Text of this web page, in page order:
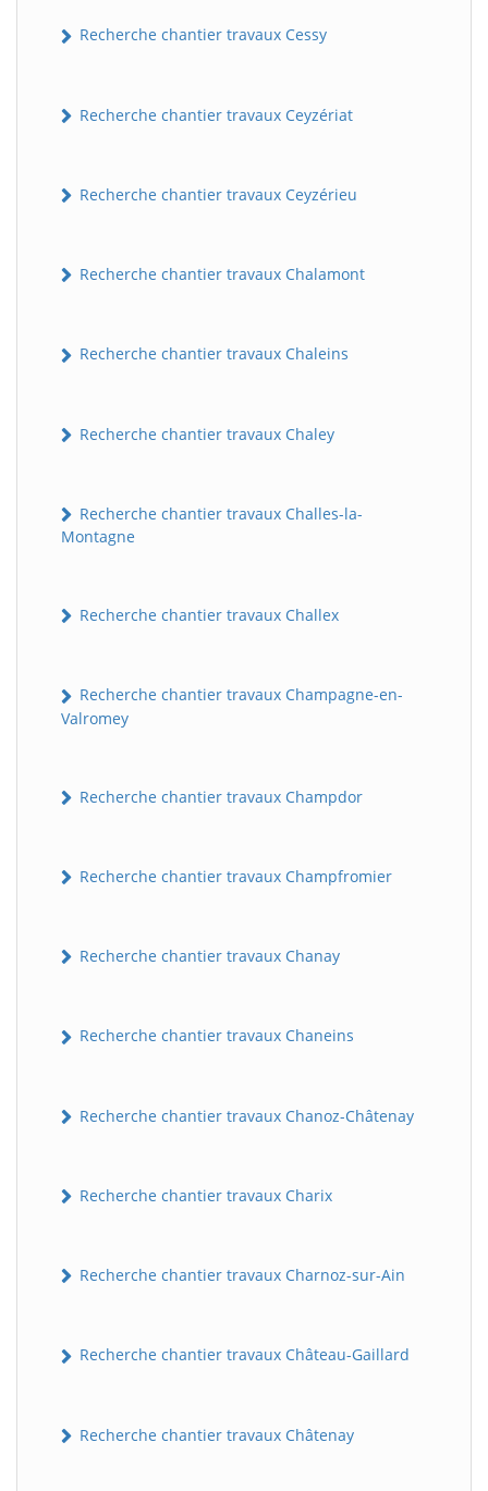
Recherche chantier travaux Cessy
Recherche chantier travaux Ceyzériat
Recherche chantier travaux Ceyzérieu
Recherche chantier travaux Chalamont
Recherche chantier travaux Chaleins
Recherche chantier travaux Chaley
Recherche chantier travaux Challes-la-
Montagne
Recherche chantier travaux Challex
Recherche chantier travaux Champagne-en-
Valromey
Recherche chantier travaux Champdor
Recherche chantier travaux Champfromier
Recherche chantier travaux Chanay
Recherche chantier travaux Chaneins
Recherche chantier travaux Chanoz-Châtenay
Recherche chantier travaux Charix
Recherche chantier travaux Charnoz-sur-Ain
Recherche chantier travaux Château-Gaillard
Recherche chantier travaux Châtenay